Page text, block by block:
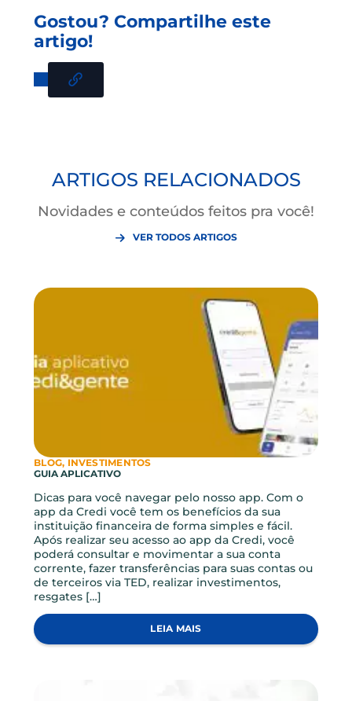
outros cooperados e gerando emprego e renda onde
você vive.
O ato cooperativo é a prova de que a união de pessoas
pode criar um sistema financeiro mais humano e
transação nacredi&genteé um ato de cooperação.
Estamos aqui para garantir que esses atos resultem
mais economia, mais retorno e muito mais segurança
Gostou? Compartilhe este
artigo!
ARTIGOS RELACIONADOS
Novidades e conteúdos feitos pra você!